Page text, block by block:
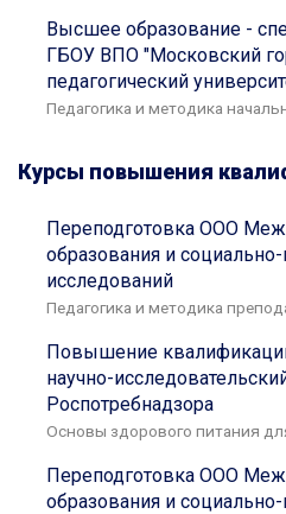
Высшее образование -
ГБОУ ВПО "Московский
педагогический
Педагогика и методика
Курсы повышения
Переподготовка ООО
образования и
исследований
Педагогика и методика
Повышение
научно-
Роспотребнадзора
Основы здорового питания
Переподготовка ООО
образования и